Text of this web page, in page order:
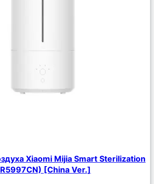
Xiaomi Mijia Smart Sterilization
[China Ver.]